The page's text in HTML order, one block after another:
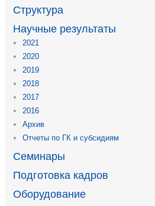
Структура
Научные результаты
2021
2020
2019
2018
2017
2016
Архив
Отчеты по ГК и субсидиям
Семинары
Подготовка кадров
Оборудование